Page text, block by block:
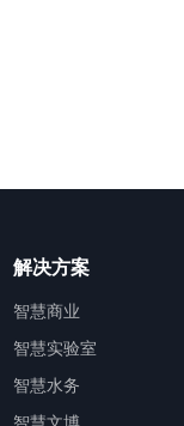
解决方案
智慧商业
智慧实验室
智慧水务